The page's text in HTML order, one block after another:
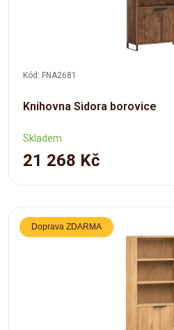
Kód: FNA2681
Knihovna Sidora borovice
Skladem
21 268 Kč
Doprava ZDARMA